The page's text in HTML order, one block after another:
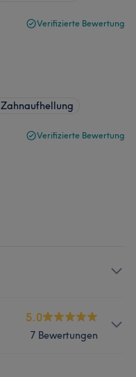
Verifizierte Bewertung
Zahnaufhellung
Verifizierte Bewertung
5.0
7 Bewertungen